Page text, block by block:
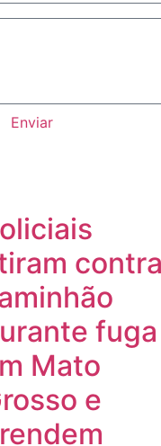
Enviar
contra
fuga
Mato
e